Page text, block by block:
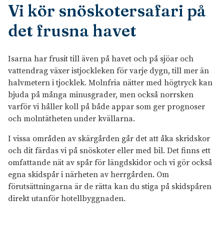
Vi kör snöskotersafari på
det frusna havet
Isarna har frusit till även på havet och på sjöar och
vattendrag växer istjockleken för varje dygn, till mer än
halvmetern i tjocklek. Molnfria nätter med högtryck kan
bjuda på många minusgrader, men också norrsken
varför vi håller koll på både appar som ger prognoser
och molntätheten under kvällarna.
I vissa områden av skärgården går det att åka skridskor
och dit färdas vi på snöskoter eller med bil. Det finns ett
omfattande nät av spår för längdskidor och vi gör också
egna skidspår i närheten av herrgården. Om
förutsättningarna är de rätta kan du stiga på skidspåren
direkt utanför hotellbyggnaden.